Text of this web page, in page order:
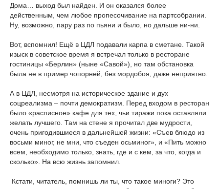
Дома… выход был найден. И он оказался более
действенным, чем любое пропесочивание на партсобрании.
Ну, возможно, пару раз по пьяни и было, но дальше ни-ни.
Вот, вспомнил! Ещё в ЦДЛ подавали карпа в сметане. Такой
изыск в советское время я встречал только в ресторане
гостиницы «Берлин» (ныне «Савой»), но там обстановка
была не в пример чопорней, без мордобоя, даже неприятно.
А в ЦДЛ, несмотря на историческое здание и дух
соцреализма – почти демократизм. Перед входом в ресторан
было «расписное» кафе для тех, чьи тиражи пока оставляли
желать лучшего. Там на стене я прочитал две мудрости,
очень пригодившиеся в дальнейшей жизни: «Съев блюдо из
восьми миног, не мни, что съеден осьминог», и «Пить можно
всем, необходимо только, знать, где и с кем, за что, когда и
сколько». На всю жизнь запомнил.
Кстати, читатель, помнишь ли ты, что такое миноги? Это